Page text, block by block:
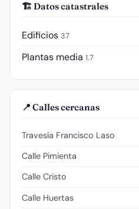
🏗️ Datos catastrales
Edificios 37
Plantas media 1.7
📍 Calles cercanas
Travesía Francisco Laso
Calle Pimienta
Calle Cristo
Calle Huertas